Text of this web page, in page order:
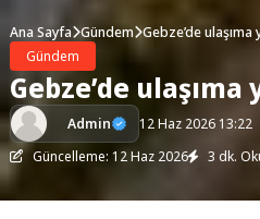
Ana Sayfa Gündem Gebze’de ulaşıma
Gündem
Gebze’de
Admin
12 Haz 2026 13:22
Güncelleme: 12 Haz 2026
3 dk.